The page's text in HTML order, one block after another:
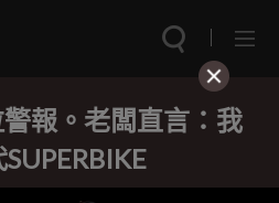
報。老闆直言：我